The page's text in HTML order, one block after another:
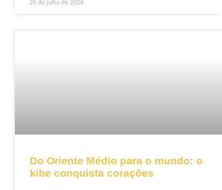
26 de julho de 2026
Do Oriente Médio para o mundo: o
kibe conquista corações